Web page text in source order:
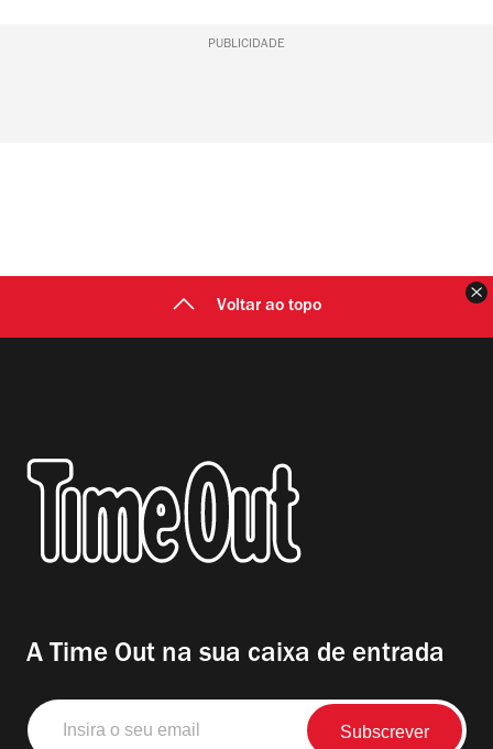
PUBLICIDADE
Voltar ao topo
A Time Out na sua caixa de entrada
Insira
o